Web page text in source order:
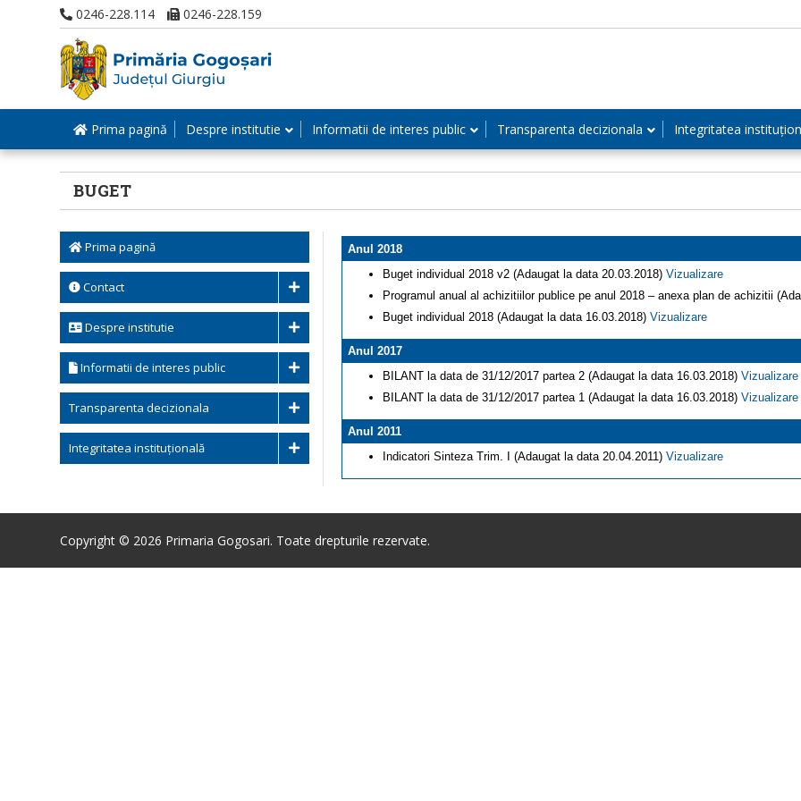
0246-228.114 0246-228.159
Prima pagină Despre institutie Informatii de interes public Transparenta decizionala Integritatea
BUGET
Prima pagină
Contact
Despre institutie
Informatii de interes public
Transparenta decizionala
Integritatea instituțională
Anul 2018
Buget individual 2018 v2 (Adaugat la data 20.03.2018) Vizualizare
Programul anual al achizitiilor publice pe anul 2018 – anexa plan de achizitii
Buget individual 2018 (Adaugat la data 16.03.2018) Vizualizare
Anul 2017
BILANT la data de 31/12/2017 partea 2 (Adaugat la data 16.03.2018) Vizualizare
BILANT la data de 31/12/2017 partea 1 (Adaugat la data 16.03.2018) Vizualizare
Anul 2011
Indicatori Sinteza Trim. I (Adaugat la data 20.04.2011) Vizualizare
Copyright © 2026 Primaria Gogosari. Toate drepturile rezervate.